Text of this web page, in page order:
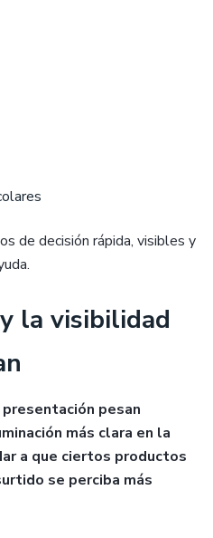
de decisión rápida, visibles y
la visibilidad
pesan
más clara en la
a que ciertos productos
se perciba más